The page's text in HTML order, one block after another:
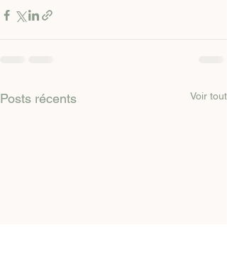
Posts récents Voir tout